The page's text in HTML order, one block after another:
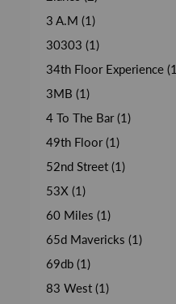
3 A.M (1)
30303 (1)
34th Floor Experience
3MB (1)
4 To The Bar (1)
49th Floor (1)
52nd Street (1)
53X (1)
60 Miles (1)
65d Mavericks (1)
69db (1)
83 West (1)